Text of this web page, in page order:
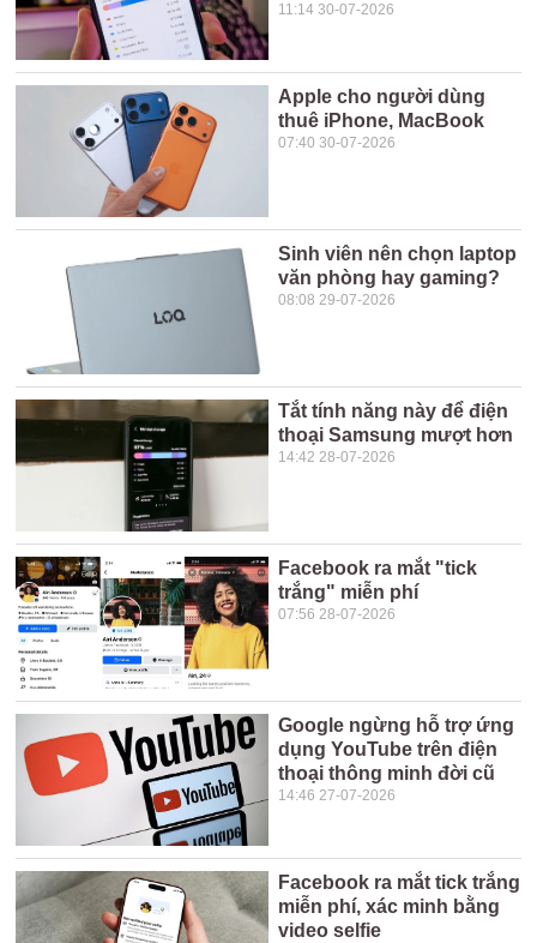
11:14 30-07-2026
Apple cho người dùng
thuê iPhone, MacBook
07:40 30-07-2026
Sinh viên nên chọn laptop
văn phòng hay gaming?
08:08 29-07-2026
Tắt tính năng này để điện
thoại Samsung mượt hơn
14:42 28-07-2026
Facebook ra mắt "tick
trắng" miễn phí
07:56 28-07-2026
Google ngừng hỗ trợ ứng
dụng YouTube trên điện
thoại thông minh đời cũ
14:46 27-07-2026
Facebook ra mắt tick trắng
miễn phí, xác minh bằng
video selfie